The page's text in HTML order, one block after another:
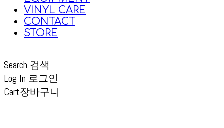
VINYL CARE
CONTACT
STORE
Search 검색
Log In 로그인
Cart장바구니